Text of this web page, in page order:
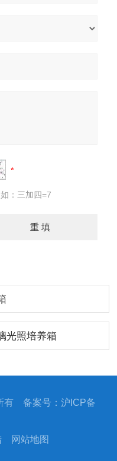
：三加四=7
光照培养箱
所有备案号：沪ICP备
网站地图